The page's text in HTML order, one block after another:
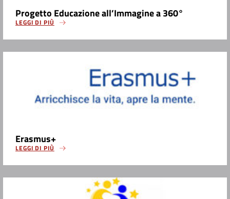
Progetto Educazione all’Immagine a 360°
LEGGI DI PIÙ
Erasmus+
LEGGI DI PIÙ